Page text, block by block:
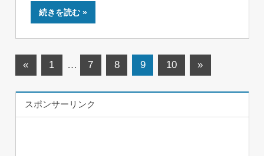
続きを読む
投
ナ
«前
記
事
1 … 7 8 9 10
次
事
»
スポンサーリンク